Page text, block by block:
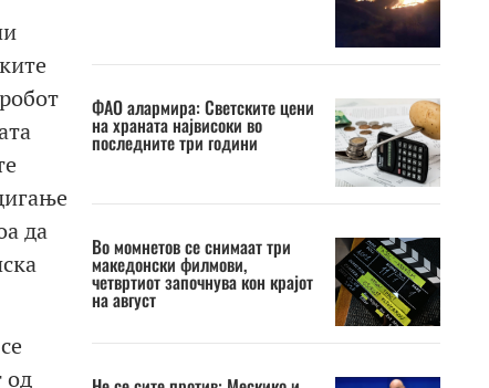
да
од
ФАО алармира: Светските цени
на храната највисоки во
последните три години
Во момнетов се снимаат три
македонски филмови,
четвртиот започнува кон крајот
на август